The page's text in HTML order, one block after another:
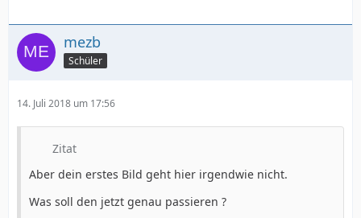
mezb
Schüler
14. Juli 2018 um 17:56
Zitat
Aber dein erstes Bild geht hier irgendwie nicht.
Was soll den jetzt genau passieren ?